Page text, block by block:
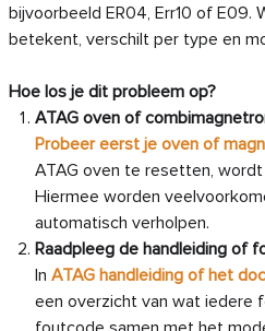
bijvoorbeeld ER04, Err10 of E09.
betekent, verschilt per type en
Hoe los je dit probleem op?
ATAG oven of
Probeer eerst je oven of
ATAG oven te resetten,
Hiermee worden
automatisch verholpen.
Raadpleeg de handleiding of
In ATAG handleiding of het
een overzicht van wat iedere